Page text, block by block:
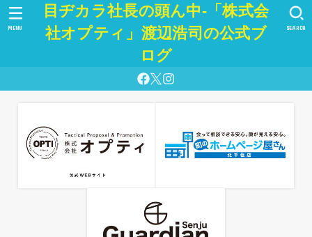
目ヂカラ社長の頭ん中-「株式会
社オプティ」渡辺浩司の公式ブ
ログ
SEARCH
MENU